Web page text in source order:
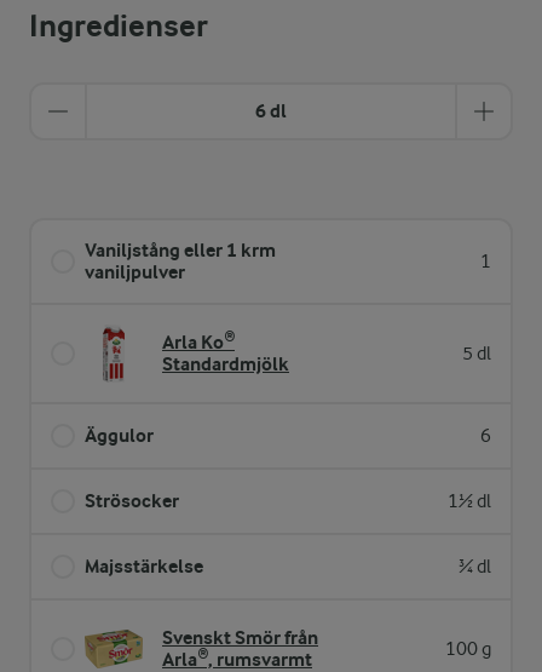
Ingredienser
6 dl
Vaniljstång eller 1 krm
vaniljpulver
1
Arla Ko®
Standardmjölk
5 dl
Äggulor 6
Strösocker 1½ dl
Majsstärkelse ¾ dl
Svenskt Smör från
Arla®, rumsvarmt
100 g